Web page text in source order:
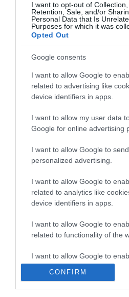
I want to opt-out of
Retention, Sale, and/or
Personal Data that Is
Purposes for which it was
Opted Out
Google consents
I want to allow Google to
related to advertising like
device identifiers in apps.
I want to allow my user data
Google for online advertising
I want to allow Google to
personalized advertising.
I want to allow Google to
related to analytics like
device identifiers in apps.
I want to allow Google to
related to functionality of the
I want to allow Google to
related to personalization.
I want to allow Google to
CONFIRM
Portál szoftver és szerkesztőségi CMS,
Magnum IT
Partnerek• ma.hu